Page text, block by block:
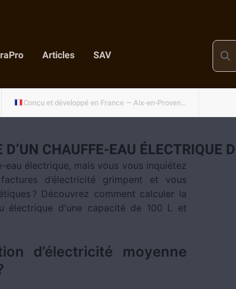
Articles SAV
Conçu et développé en France — Aix-en-Provence
CHAUFFE-EAU ÉLECTRIQUE
eau électrique, mais vous vous inquiétez
d’électricité grimpent et vous
? Découvrez comment calculer la
électrique d'une capacité de 100 L et
d’électricité moyenne